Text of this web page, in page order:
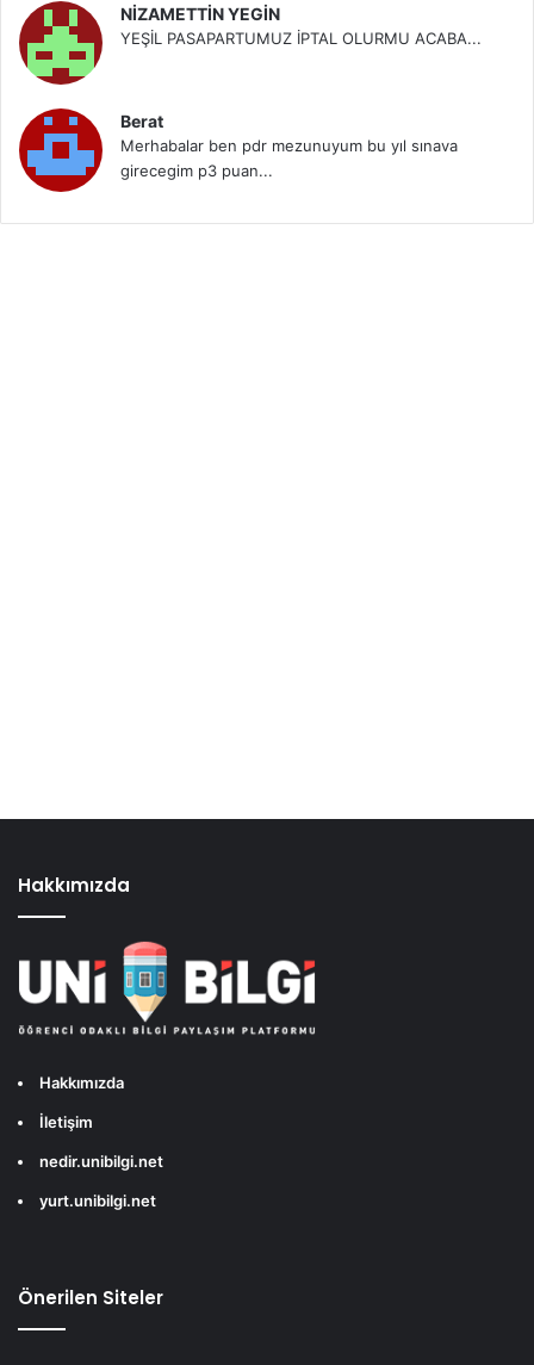
NİZAMETTİN YEGİN
YEŞİL PASAPARTUMUZ İPTAL OLURMU ACABA...
Berat
Merhabalar ben pdr mezunuyum bu yıl sınava
girecegim p3 puan...
Hakkımızda
Hakkımızda
İletişim
nedir.unibilgi.net
yurt.unibilgi.net
Önerilen Siteler